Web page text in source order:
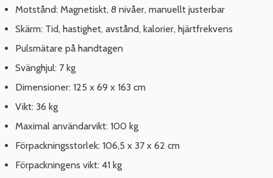
Motstånd: Magnetiskt, 8 nivåer, manuellt justerbar
Skärm: Tid, hastighet, avstånd, kalorier, hjärtfrekvens
Pulsmätare på handtagen
Svänghjul: 7 kg
Dimensioner: 125 x 69 x 163 cm
Vikt: 36 kg
Maximal användarvikt: 100 kg
Förpackningsstorlek: 106,5 x 37 x 62 cm
Förpackningens vikt: 41 kg